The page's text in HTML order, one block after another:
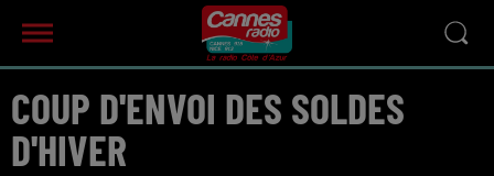
COUP D'ENVOI DES SOLDES
D'HIVER